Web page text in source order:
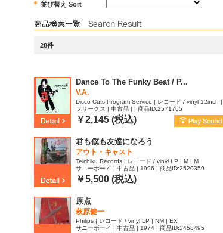
並び替え Sort
28件
Dance To The Funky Beat / P...
V.A.
Disco Cuts Program Service | レコード / vinyl 12inch |
VG | EX
フリークス | 中古品 | | 商品ID:2571765
￥2,145 (税込)
君も僕も友達になろう
アウト・キャスト
Teichiku Records | レコード / vinyl LP | M | M
サニーボーイ | 中古品 | 1996 | 商品ID:2520359
￥5,500 (税込)
原点
萩原健一
Philips | レコード / vinyl LP | NM | EX
サニーボーイ | 中古品 | 1974 | 商品ID:2458495